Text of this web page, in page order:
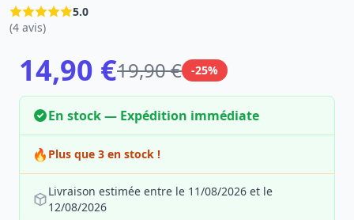
5.0
(4 avis)
14,90 €19,90 € -25%
En stock — Expédition immédiate
🔥 Plus que 3 en stock !
Livraison estimée entre le 11/08/2026 et le
12/08/2026